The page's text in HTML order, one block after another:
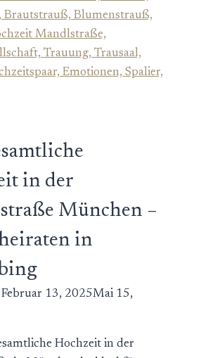
Österreich
in der
München –
in
Februar 13, 2025Mai 15,
Hochzeit in der